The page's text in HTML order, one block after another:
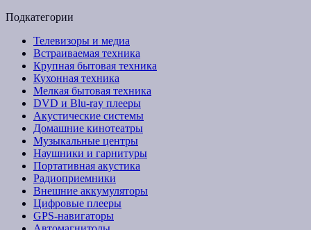
Подкатегории
Телевизоры и медиа
Встраиваемая техника
Крупная бытовая техника
Кухонная техника
Мелкая бытовая техника
DVD и Blu-ray плееры
Акустические системы
Домашние кинотеатры
Музыкальные центры
Наушники и гарнитуры
Портативная акустика
Радиоприемники
Внешние аккумуляторы
Цифровые плееры
GPS-навигаторы